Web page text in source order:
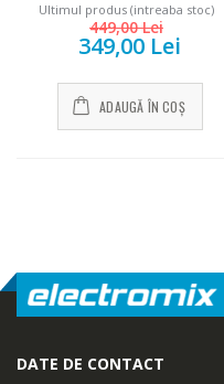
capacitare de umidificare
220ml/h, suprafata acoperita
max. 34mp, cartus anti-calcar
Ultimul produs (intreaba stoc)
449,00 Lei
349,00 Lei
ADAUGĂ ÎN COȘ
DATE DE CONTACT